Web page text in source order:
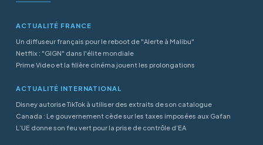
ACTUALITÉ FRANCE
Un diffuseur français pour le reboot de "Alerte à Malibu"
Netflix : "GIGN" dans l'élite mondiale
Prime Video et la filière cinéma jouent les prolongations
ACTUALITÉ INTERNATIONAL
Disney autorise TikTok à utiliser des extraits de son catalogue
Canada : Le gouvernement cède sur les taxes imposées aux Gafan
L’UE donne son feu vert pour la prise de contrôle d’EA